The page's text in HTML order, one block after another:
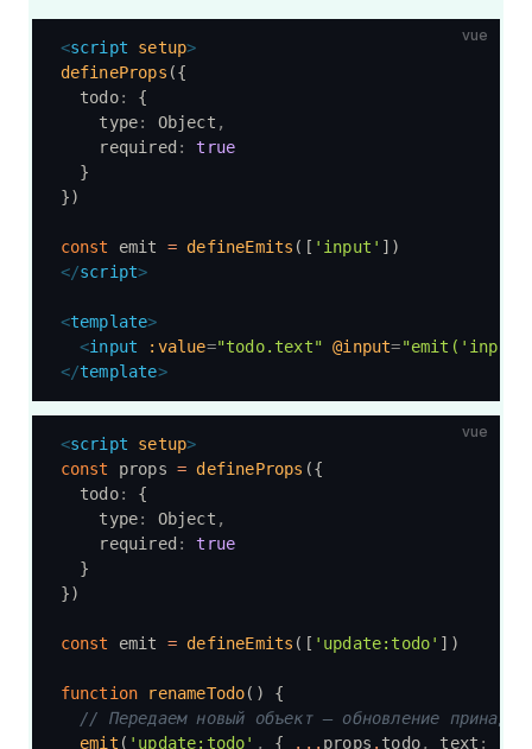
vue
<script setup>
defineProps ({
  todo
:
{
    type
: Object ,
    required
:
true
  }
})
const emit = defineEmits ([ 'input' ])
</script>
<template>
  <
input :value="todo.text" @input=
</template>
vue
<script setup>
const props = defineProps ({
  todo
:
{
    type
: Object ,
    required
:
true
  }
})
const emit = defineEmits ([ 'update:todo' ])
function renameTodo() {
// Передаем новый объект — обновление
  emit
( 'update:todo' , { ... props . todo, text :